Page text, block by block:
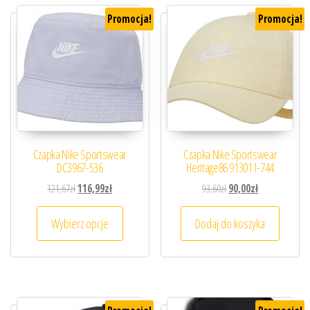
Promocja!
Czapka Nike Sportswear
DC3967-536
121,67złPierwotna cena wynosiła: 121,67zł.
116,99złAktualna cena wynosi: 116,99zł.
Wybierz opcje
Ten produkt ma wiele wariantów. Opcje
Promocja!
Czapka Nike Sportswear
Heritage86 913011-744
93,60złPierwotna cena
90,00złAktualna cena
Dodaj do koszyka